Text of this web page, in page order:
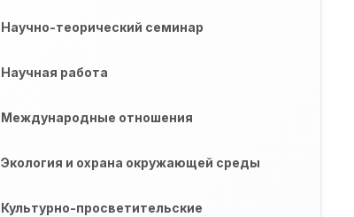
Научно-теорический семинар
Научная работа
Международные отношения
Экология и охрана окружающей среды
Культурно-просветительские